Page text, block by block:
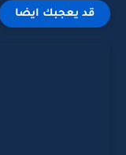
قد يعجبك ايضا